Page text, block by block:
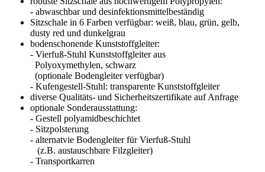
- abwaschbar und desinfektionsmittelbeständig
Sitzschale in 6 Farben verfügbar: weiß, blau, grün, gelb,
dusty red und dunkelgrau
bodenschonende Kunststoffgleiter:
- Vierfuß-Stuhl Kunststoffgleiter aus
Polyoxymethylen, schwarz
(optionale Bodengleiter verfügbar)
- Kufengestell-Stuhl: transparente Kunststoffgleiter
diverse Qualitäts- und Sicherheitszertifikate auf Anfrage
optionale Sonderausstattung:
- Gestell polyamidbeschichtet
- Sitzpolsterung
- alternatvie Bodengleiter für Vierfuß-Stuhl
(z.B. austauschbare Filzgleiter)
- Transportkarren